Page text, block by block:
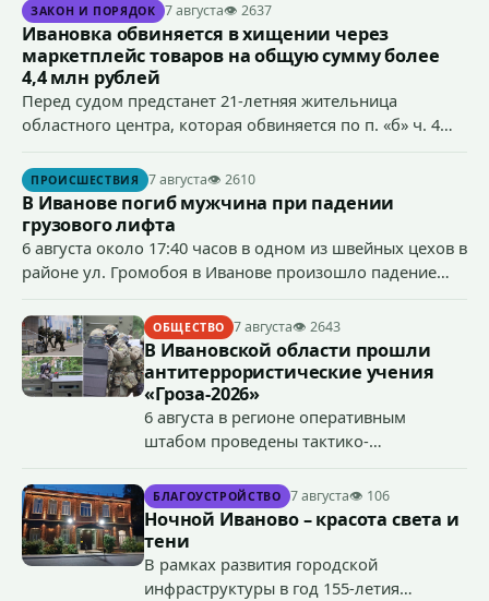
ЗАКОН И ПОРЯДОК 7 августа👁 2637
Ивановка обвиняется в хищении через
маркетплейс товаров на общую сумму более
4,4 млн рублей
Перед судом предстанет 21-летняя жительница
областного центра, которая обвиняется по п. «б» ч. 4
сумму более 4,4 млн рублей через маркетплейс.
ПРОИСШЕСТВИЯ 7 августа👁 2610
В Иванове погиб мужчина при падении
грузового лифта
6 августа около 17:40 часов в одном из швейных цехов в
районе ул. Громобоя в Иванове произошло падение
ОБЩЕСТВО 7 августа👁 2643
В Ивановской области прошли
антитеррористические учения
«Гроза-2026»
6 августа в регионе оперативным
штабом проведены тактико-
террористического акта на объекте
органов государственной власти.
«Гроза-2026».
БЛАГОУСТРОЙСТВО 7 августа👁 106
Ночной Иваново – красота света и
тени
В рамках развития городской
инфраструктуры в год 155-летия